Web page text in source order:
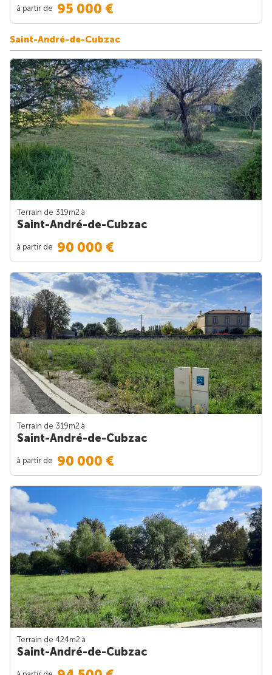
à partir de 95 000 €
Saint-André-de-Cubzac
Terrain de 319m2 à
Saint-André-de-Cubzac
à partir de 90 000 €
Terrain de 319m2 à
Saint-André-de-Cubzac
à partir de 90 000 €
Terrain de 424m2 à
Saint-André-de-Cubzac